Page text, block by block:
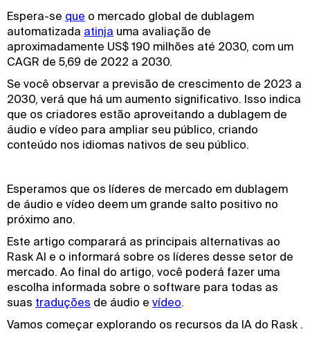
Espera-se que o mercado global de dublagem
automatizada atinja uma avaliação de
aproximadamente US$ 190 milhões até 2030, com um
CAGR de 5,69 de 2022 a 2030.
Se você observar a previsão de crescimento de 2023 a
2030, verá que há um aumento significativo. Isso indica
que os criadores estão aproveitando a dublagem de
áudio e vídeo para ampliar seu público, criando
conteúdo nos idiomas nativos de seu público.
Esperamos que os líderes de mercado em dublagem
de áudio e vídeo deem um grande salto positivo no
próximo ano.
Este artigo comparará as principais alternativas ao
Rask AI e o informará sobre os líderes desse setor de
mercado. Ao final do artigo, você poderá fazer uma
escolha informada sobre o software para todas as
suas traduções de áudio e vídeo.
Vamos começar explorando os recursos da IA do Rask .